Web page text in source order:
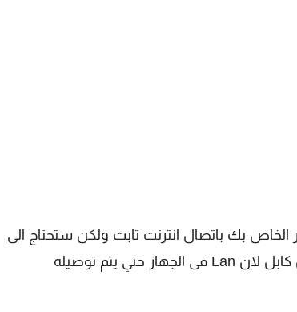
الخاص بك باتصال انترنت ثابت ولكن ستحتاج الى
الكمبيوتر الخاص بك وايضاً تأكد انه يوجد مدخل كابل لان Lan فى الجهاز حتي يتم توصيله